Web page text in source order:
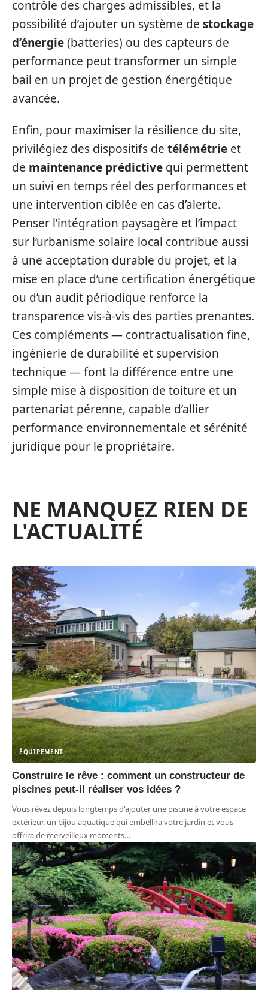
contrôle des charges admissibles, et la
possibilité d’ajouter un système de stockage
d’énergie(batteries) ou des capteurs de
performance peut transformer un simple
bail en un projet de gestion énergétique
avancée.
Enfin, pour maximiser la résilience du site,
privilégiez des dispositifs de télémétrie et
de maintenance prédictive qui permettent
un suivi en temps réel des performances et
une intervention ciblée en cas d’alerte.
Penser l’intégration paysagère et l’impact
sur l’urbanisme solaire local contribue aussi
à une acceptation durable du projet, et la
mise en place d’une certification énergétique
ou d’un audit périodique renforce la
transparence vis-à-vis des parties prenantes.
Ces compléments — contractualisation fine,
ingénierie de durabilité et supervision
technique — font la différence entre une
simple mise à disposition de toiture et un
partenariat pérenne, capable d’allier
performance environnementale et sérénité
juridique pour le propriétaire.
NE MANQUEZ RIEN DE
L'ACTUALITÉ
ÉQUIPEMENT
Construire le rêve : comment un constructeur de
piscines peut-il réaliser vos idées ?
Vous rêvez depuis longtemps d'ajouter une piscine à votre espace
extérieur, un bijou aquatique qui embellira votre jardin et vous
offrira de merveilleux moments…